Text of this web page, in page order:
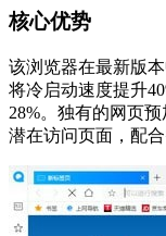
核心优势
该浏览器在最新版
将冷启动速度提升
28%。独有的网页
潜在访问页面，配